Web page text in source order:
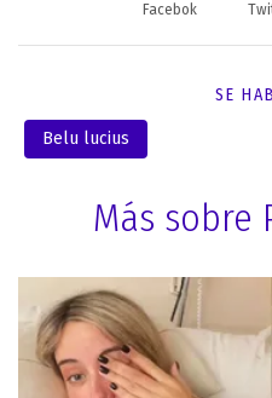
Facebok
SE
Belu lucius
Más sobre